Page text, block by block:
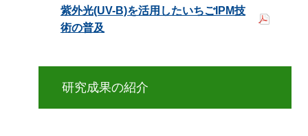
紫外光(UV-B)を活用したいちごIPM技
術の普及
研究成果の紹介